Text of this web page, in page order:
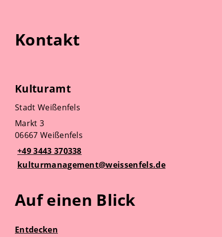
Kontakt
Kulturamt
Stadt Weißenfels
Markt 3
06667 Weißenfels
+49 3443 370338
kulturmanagement@weissenfels.de
Auf einen Blick
Entdecken